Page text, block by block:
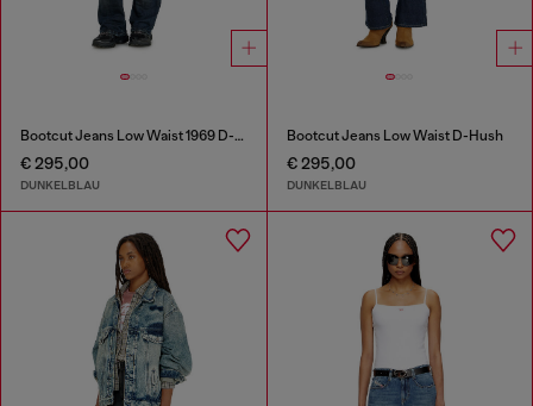
Bootcut Jeans Low Waist 1969 D-Ebbey
€ 295,00
DUNKELBLAU
Bootcut Jeans Low Waist D-Hush
€ 295,00
DUNKELBLAU